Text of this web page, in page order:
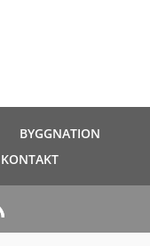
BYGGNATION
KONTAKT